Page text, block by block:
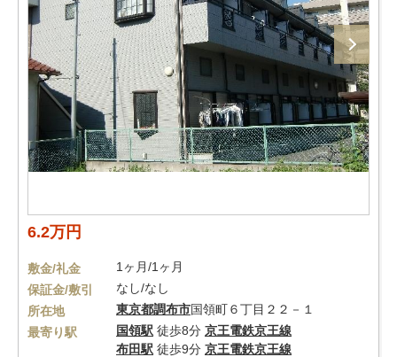
6.2万円
敷金/礼金
1ヶ月/1ヶ月
保証金/敷引
なし/なし
所在地
東京都調布市国領町６丁目２２－１
最寄り駅
国領駅 徒歩8分 京王電鉄京王線
布田駅 徒歩9分 京王電鉄京王線